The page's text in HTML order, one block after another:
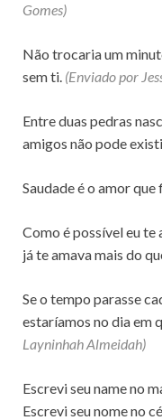
Gomes)
Não trocaria um
sem ti. (Enviado por
Entre duas pedras
amigos não pode
Saudade é o amor que
Como é possível eu te
já te amava mais do
Se o tempo parasse
estaríamos no dia em
Layninhah Almeidah)
Escrevi seu name no
Escrevi seu nome no